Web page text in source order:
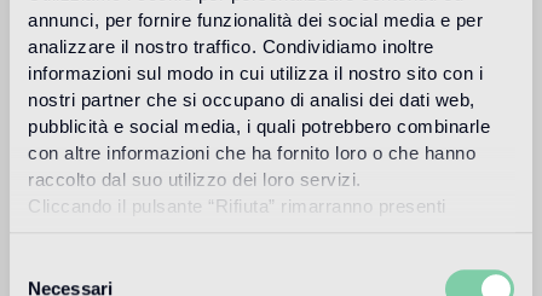
annunci, per fornire funzionalità dei social media e per
analizzare il nostro traffico. Condividiamo inoltre
informazioni sul modo in cui utilizza il nostro sito con i
nostri partner che si occupano di analisi dei dati web,
pubblicità e social media, i quali potrebbero combinarle
con altre informazioni che ha fornito loro o che hanno
raccolto dal suo utilizzo dei loro servizi.
Cliccando il pulsante “Rifiuta” rimarranno presenti
tecnici.
Necessari
productos e interiores, así como director artístico con más
de 1.700 proyectos en su haber para clientes privados y
marcas de primera clase como Alessi, Bisazza, KML, Flos,
Swarovski o Puma, entre muchas otras.
Más información
Suelo de interior